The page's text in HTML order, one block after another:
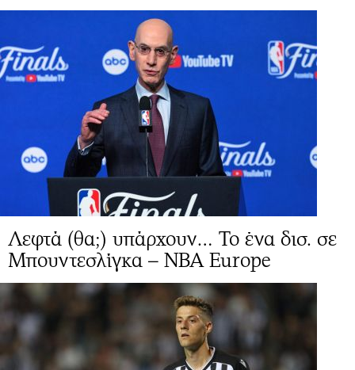
Λεφτά (θα;) υπάρχουν… Το ένα δισ. σε
Μπουντεσλίγκα – NBA Europe